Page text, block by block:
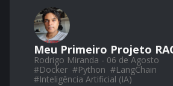
Meu Primeiro Projeto
Rodrigo Miranda - 06 de Agosto
#Docker #Python #LangChain
#Inteligência Artificial (IA)